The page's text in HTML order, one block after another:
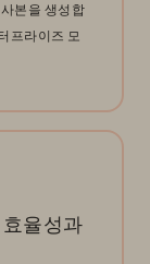
본을 생성합
프라이즈 모
율성과